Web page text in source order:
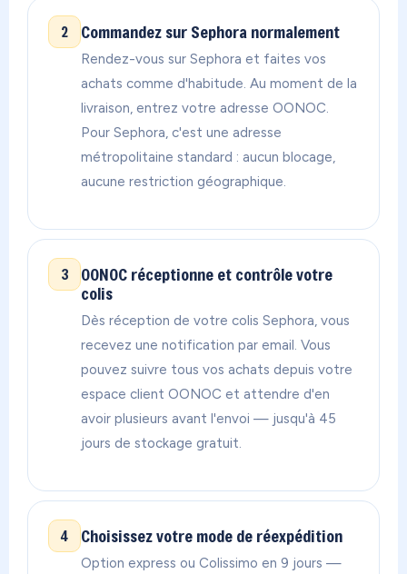
2 Commandez sur Sephora normalement
Rendez-vous sur Sephora et faites vos
achats comme d'habitude. Au moment de la
livraison, entrez votre adresse OONOC.
Pour Sephora, c'est une adresse
métropolitaine standard : aucun blocage,
aucune restriction géographique.
3
OONOC réceptionne et contrôle votre
colis
Dès réception de votre colis Sephora, vous
recevez une notification par email. Vous
pouvez suivre tous vos achats depuis votre
espace client OONOC et attendre d'en
avoir plusieurs avant l'envoi — jusqu'à 45
jours de stockage gratuit.
4 Choisissez votre mode de réexpédition
Option express ou Colissimo en 9 jours —